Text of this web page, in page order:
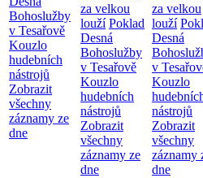
Bohoslužby
v Tesařově
Kouzlo
hudebních
nástrojů
Zobrazit
všechny
záznamy ze
dne
za velkou
louží Poklad
Desná
Bohoslužby
v Tesařově
Kouzlo
hudebních
nástrojů
Zobrazit
všechny
záznamy ze
dne
za velkou
louží
Desná
v
Kouzlo
nástrojů
Zobrazit
všechny
záznamy
dne